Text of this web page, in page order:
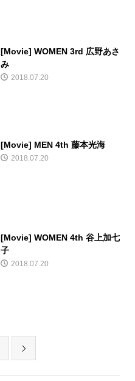
[Movie] WOMEN 3rd 広野あさ
み
2018.07.20
[Movie] MEN 4th 藤本光海
2018.07.20
[Movie] WOMEN 4th 谷上加七
子
2018.07.20
